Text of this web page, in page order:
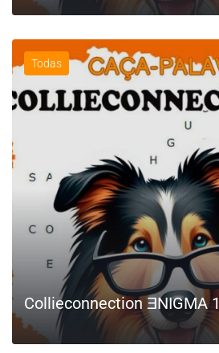
LEIA MAIS
Todas
Collieconnection ƎNIGMA 1